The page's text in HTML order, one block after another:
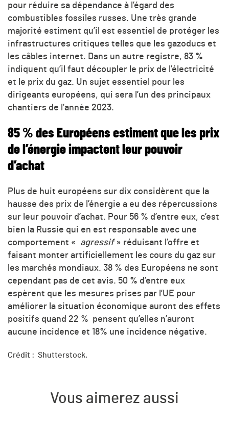
pour réduire sa dépendance à l’égard des
combustibles fossiles russes. Une très grande
majorité estiment qu’il est essentiel de protéger les
infrastructures critiques telles que les gazoducs et
les câbles internet. Dans un autre registre, 83 %
indiquent qu’il faut découpler le prix de l’électricité
et le prix du gaz. Un sujet essentiel pour les
dirigeants européens, qui sera l’un des principaux
chantiers de l’année 2023.
85 % des Européens estiment que les prix
de l’énergie impactent leur pouvoir
d’achat
Plus de huit européens sur dix considèrent que la
hausse des prix de l’énergie a eu des répercussions
sur leur pouvoir d’achat. Pour 56 % d’entre eux, c’est
bien la Russie qui en est responsable avec une
comportement « agressif» réduisant l’offre et
faisant monter artificiellement les cours du gaz sur
les marchés mondiaux. 38 % des Européens ne sont
cependant pas de cet avis. 50 % d’entre eux
espèrent que les mesures prises par l’UE pour
améliorer la situation économique auront des effets
positifs quand 22 % pensent qu’elles n’auront
aucune incidence et 18% une incidence négative.
Crédit : Shutterstock.
Vous aimerez aussi